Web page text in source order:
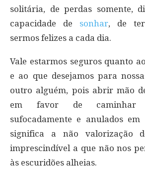
solitária, de perdas somente,
capacidade de sonhar, de ter
sermos felizes a cada dia.
Vale estarmos seguros quanto
e ao que desejamos para
outro alguém, pois abrir mão
em favor de caminhar
sufocadamente e anulados em
significa a não valorização
imprescindível a que não nos
às escuridões alheias.